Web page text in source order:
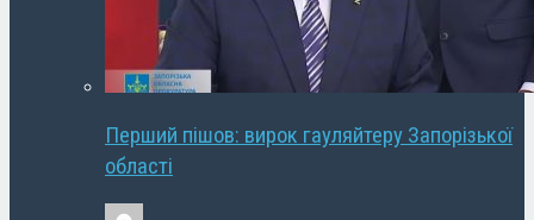
Перший пішов: вирок гауляйтеру Запорізької
області